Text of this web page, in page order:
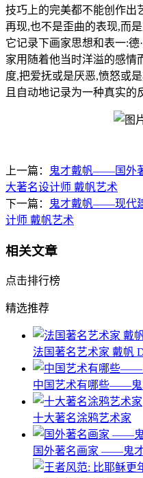
技巧上的完美都不能创作出
再现,也不是歪曲的表现,而
它记录下画家思想和表一:
家用随着他当时洋溢的感情
度,把爱抚或是厌恶,愤怒或
且自动地记录为一种真实的
上一篇：
鬼才戴帆——国外
大著名设计师 戴帆艺术
下一篇：
鬼才戴帆——现代
计师 戴帆艺术
相关文章
点击排行榜
精选推荐
法国著名艺术家 戴帆
中国艺术有哪些——鬼
十大著名涂鸦艺术家
国外著名画家 ——鬼